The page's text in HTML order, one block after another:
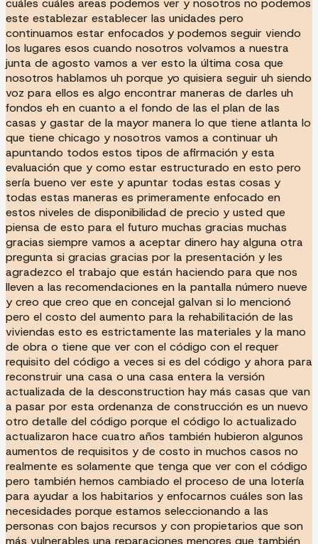
cuáles cuáles areas podemos ver y nosotros no podemos
este establezar establecer las unidades pero
continuamos estar enfocados y podemos seguir viendo
los lugares esos cuando nosotros volvamos a nuestra
junta de agosto vamos a ver esto la última cosa que
nosotros hablamos uh porque yo quisiera seguir uh siendo
voz para ellos es algo encontrar maneras de darles uh
fondos eh en cuanto a el fondo de las el plan de las
casas y gastar de la mayor manera lo que tiene atlanta lo
que tiene chicago y nosotros vamos a continuar uh
apuntando todos estos tipos de afirmación y esta
evaluación que y como estar estructurado en esto pero
sería bueno ver este y apuntar todas estas cosas y
todas estas maneras es primeramente enfocado en
estos niveles de disponibilidad de precio y usted que
piensa de esto para el futuro muchas gracias muchas
gracias siempre vamos a aceptar dinero hay alguna otra
pregunta si gracias gracias por la presentación y les
agradezco el trabajo que están haciendo para que nos
lleven a las recomendaciones en la pantalla número nueve
y creo que creo que en concejal galvan si lo mencionó
pero el costo del aumento para la rehabilitación de las
viviendas esto es estrictamente las materiales y la mano
de obra o tiene que ver con el código con el requer
requisito del código a veces si es del código y ahora para
reconstruir una casa o una casa entera la versión
actualizada de la desconstruction hay más casas que van
a pasar por esta ordenanza de construcción es un nuevo
otro detalle del código porque el código lo actualizado
actualizaron hace cuatro años también hubieron algunos
aumentos de requisitos y de costo in muchos casos no
realmente es solamente que tenga que ver con el código
pero también hemos cambiado el proceso de una lotería
para ayudar a los habitarios y enfocarnos cuáles son las
necesidades porque estamos seleccionando a las
personas con bajos recursos y con propietarios que son
más vulnerables una reparaciones menores que también